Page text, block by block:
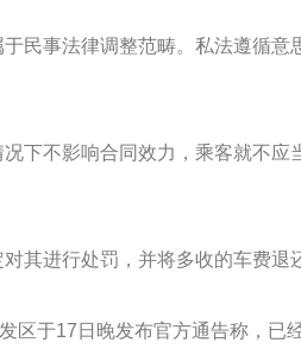
民事法律调整范畴。私法遵循意
下不影响合同效力，乘客就不应
其进行处罚，并将多收的车费退
区于17日晚发布官方通告称，已